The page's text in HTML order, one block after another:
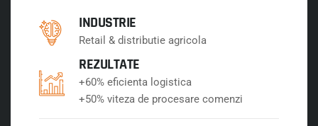
INDUSTRIE
Retail & distributie agricola
REZULTATE
+60% eficienta logistica
+50% viteza de procesare comenzi